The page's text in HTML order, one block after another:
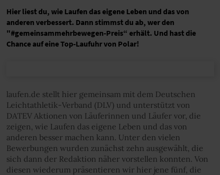
Hier liest du, wie Laufen das eigene Leben und das von
anderen verbessert. Dann stimmst du ab, wer den
"#gemeinsammehrbewegen-Preis“ erhält. Und hast die
Chance auf eine Top-Laufuhr von Polar!
laufen.de stellt hier gemeinsam mit dem Deutschen
Leichtathletik-Verband (DLV) und unterstützt von
DATEV Aktionen von Läuferinnen und Läufer vor, die
zeigen, wie Laufen das eigene Leben und das von
anderen besser machen kann. Unter den vielen
Bewerbungen wurden zunächst zehn ausgewählt, die
sich dann der Redaktion näher vorstellen konnten. Von
diesen wiederum präsentieren wir hier jene fünf, die